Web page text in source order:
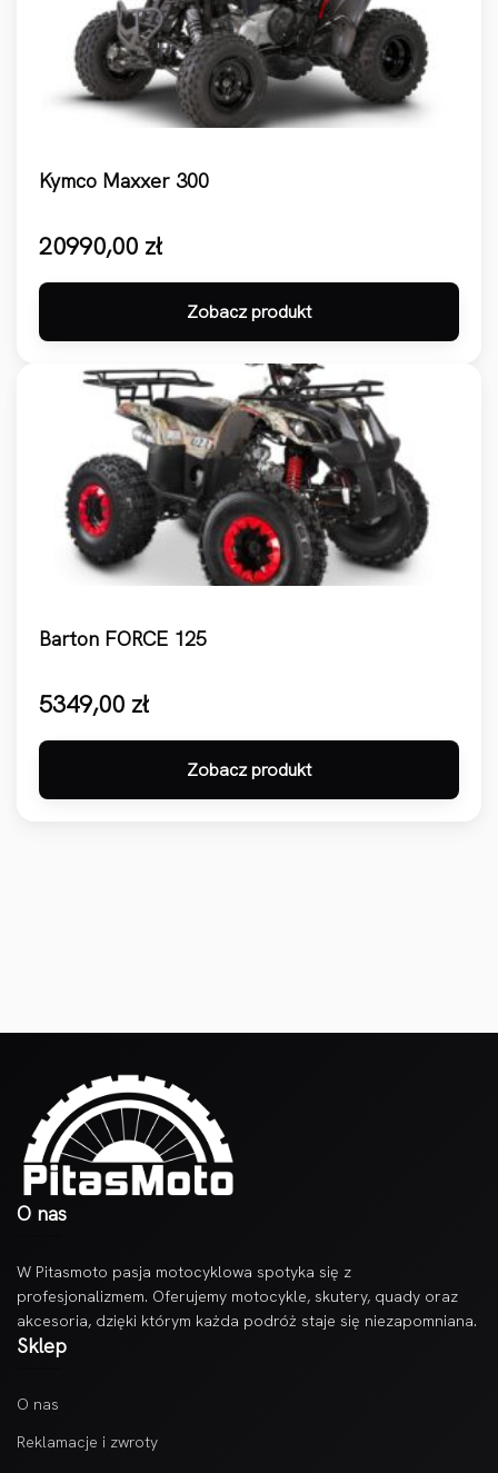
Kymco Maxxer 300
20990,00 zł
Zobacz produkt
Barton FORCE 125
5349,00 zł
Zobacz produkt
O nas
W Pitasmoto pasja motocyklowa spotyka się z
profesjonalizmem. Oferujemy motocykle, skutery, quady oraz
akcesoria, dzięki którym każda podróż staje się niezapomniana.
Sklep
O nas
Reklamacje i zwroty